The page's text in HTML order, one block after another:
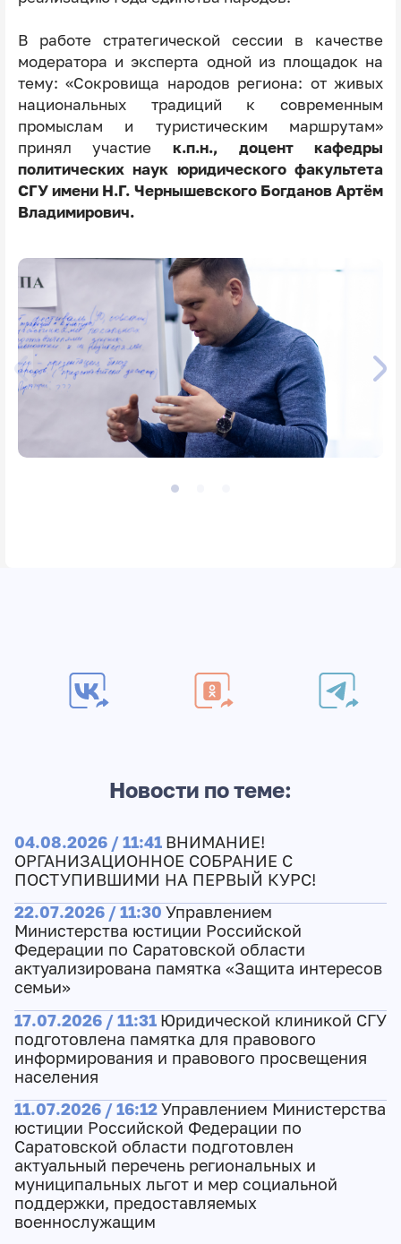
В работе стратегической сессии в качестве
модератора и эксперта одной из площадок на
тему: «Сокровища народов региона: от живых
национальных традиций к современным
промыслам и туристическим маршрутам»
принял участие к.п.н., доцент кафедры
политических наук юридического факультета
СГУ имени Н.Г. Чернышевского Богданов Артём
Владимирович.
Новости по теме:
04.08.2026 / 11:41 ВНИМАНИЕ!
ОРГАНИЗАЦИОННОЕ СОБРАНИЕ С
ПОСТУПИВШИМИ НА ПЕРВЫЙ КУРС!
22.07.2026 / 11:30 Управлением
Министерства юстиции Российской
Федерации по Саратовской области
актуализирована памятка «Защита интересов
семьи»
17.07.2026 / 11:31 Юридической клиникой СГУ
подготовлена памятка для правового
информирования и правового просвещения
населения
11.07.2026 / 16:12Управлением Министерства
юстиции Российской Федерации по
Саратовской области подготовлен
актуальный перечень региональных и
муниципальных льгот и мер социальной
поддержки, предоставляемых
военнослужащим